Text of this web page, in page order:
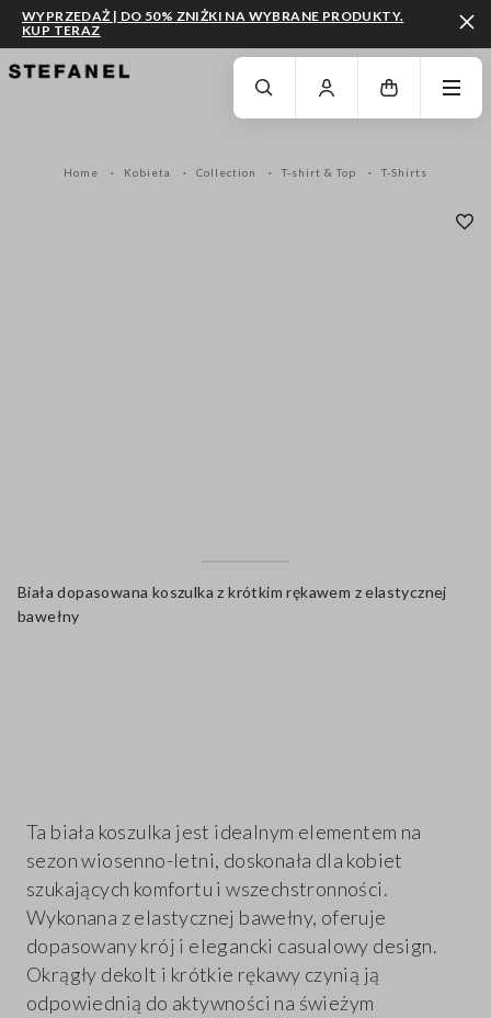
PRZEJDŹ DO GŁÓWNEJ TREŚCI PRZEWIŃ NA DÓŁ STRONY
WYPRZEDAŻ | DO 50% ZNIŻKI NA WYBRANE PRODUKTY.
KUP TERAZ
Home Kobieta Collection T-shirt & Top T-Shirts
Biała dopasowana koszulka z krótkim rękawem z elastycznej
bawełny
Ta biała koszulka jest idealnym elementem na
sezon wiosenno-letni, doskonała dla kobiet
szukających komfortu i wszechstronności.
Wykonana z elastycznej bawełny, oferuje
dopasowany krój i elegancki casualowy design.
Okrągły dekolt i krótkie rękawy czynią ją
odpowiednią do aktywności na świeżym